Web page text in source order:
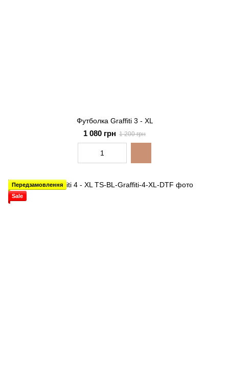
Футболка Graffiti 3 - XL
1 080 грн 1 200 грн
Передзамовлення
Sale